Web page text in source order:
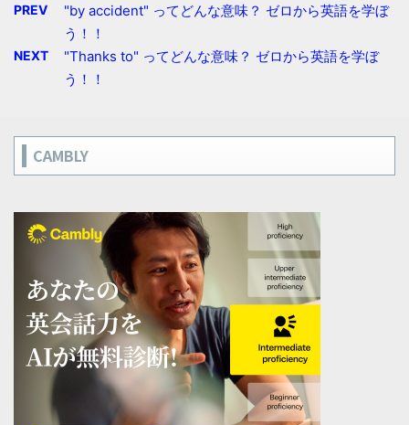
PREV
"by accident" ってどんな意味？ ゼロから英語を学ぼ
う！！
NEXT
"Thanks to" ってどんな意味？ ゼロから英語を学ぼ
う！！
CAMBLY